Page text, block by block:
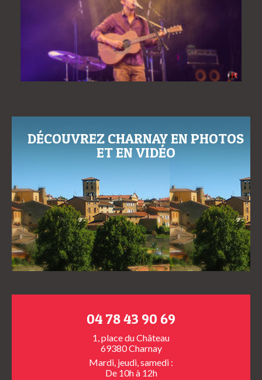
DÉCOUVREZ CHARNAY EN PHOTOS
ET EN VIDÉO
04 78 43 90 69
1, place du Château
69380 Charnay
Mardi, jeudi, samedi :
De 10h à 12h